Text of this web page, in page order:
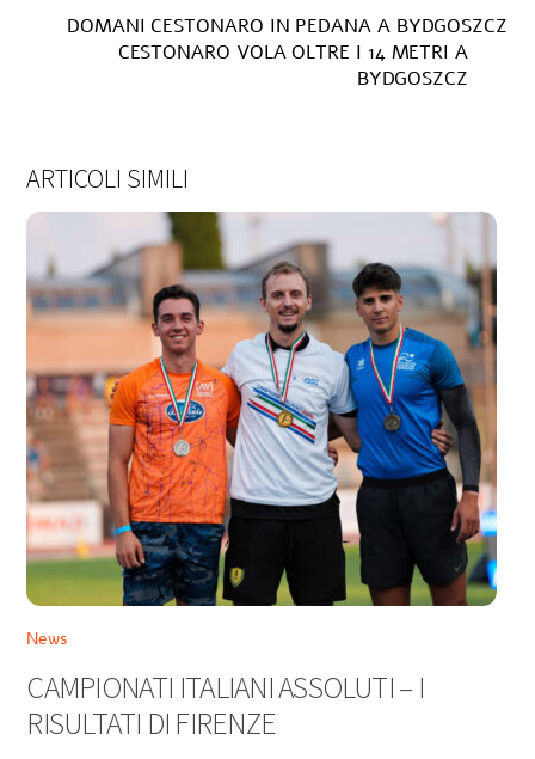
DOMANI CESTONARO IN PEDANA A BYDGOSZCZ
CESTONARO VOLA OLTRE I 14 METRI A
BYDGOSZCZ
ARTICOLI SIMILI
News
CAMPIONATI ITALIANI ASSOLUTI – I
RISULTATI DI FIRENZE